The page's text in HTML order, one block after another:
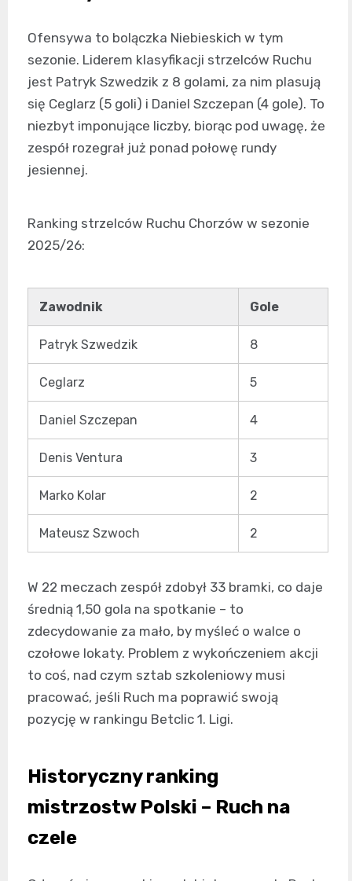
Ofensywa to bolączka Niebieskich w tym
sezonie. Liderem klasyfikacji strzelców Ruchu
jest Patryk Szwedzik z 8 golami, za nim plasują
się Ceglarz (5 goli) i Daniel Szczepan (4 gole). To
niezbyt imponujące liczby, biorąc pod uwagę, że
zespół rozegrał już ponad połowę rundy
jesiennej.
Ranking strzelców Ruchu Chorzów w sezonie
2025/26:
Zawodnik Gole
Patryk Szwedzik 8
Ceglarz 5
Daniel Szczepan 4
Denis Ventura 3
Marko Kolar 2
Mateusz Szwoch 2
W 22 meczach zespół zdobył 33 bramki, co daje
średnią 1,50 gola na spotkanie – to
zdecydowanie za mało, by myśleć o walce o
czołowe lokaty. Problem z wykończeniem akcji
to coś, nad czym sztab szkoleniowy musi
pracować, jeśli Ruch ma poprawić swoją
pozycję w rankingu Betclic 1. Ligi.
Historyczny ranking
mistrzostw Polski – Ruch na
czele